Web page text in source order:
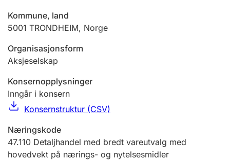
Ektepaktveileder
Offentlig sektor
Andre tema
Kommune, land
5001 TRONDHEIM, Norge
Organisasjonsform
Aksjeselskap
Konsernopplysninger
Inngår i konsern
Konsernstruktur (CSV)
Næringskode
47.110 Detaljhandel med bredt vareutvalg med
hovedvekt på nærings- og nytelsesmidler